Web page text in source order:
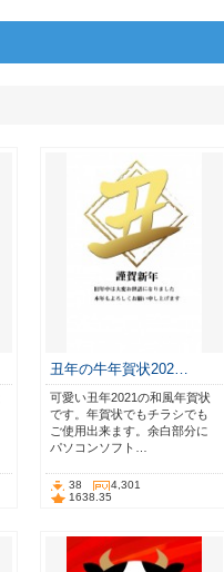
丑年の牛年賀状202…
可愛い丑年2021の和風年賀状
です。年賀状でもチラシでも
ご使用出来ます。余白部分に
パソコンソフト…
38
4,301
1638.35